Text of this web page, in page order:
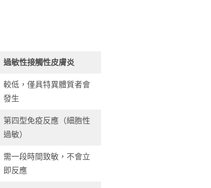
過敏性接觸性皮膚炎
較低，僅具特異體質者會
發生
第四型免疫反應（細胞性
過敏）
需一段時間致敏，不會立
即反應